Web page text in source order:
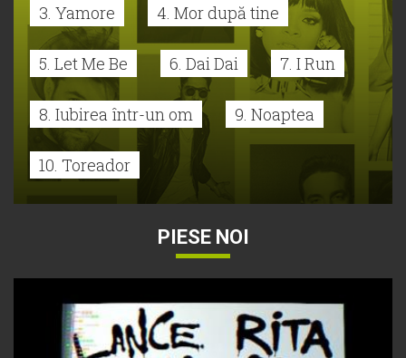
3. Yamore 4. Mor după tine
5. Let Me Be 6. Dai Dai 7. I Run
8. Iubirea într-un om 9. Noaptea
10. Toreador
PIESE NOI